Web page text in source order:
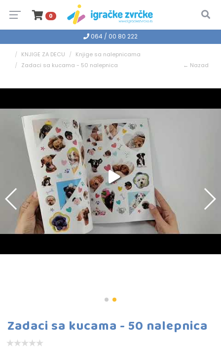
0
064 / 00 80 222
KNJIGE ZA DECU
Knjige sa nalepnicama
Zadaci sa kucama - 50 nalepnica
← Nazad
Zadaci sa kucama - 50 nalepnica